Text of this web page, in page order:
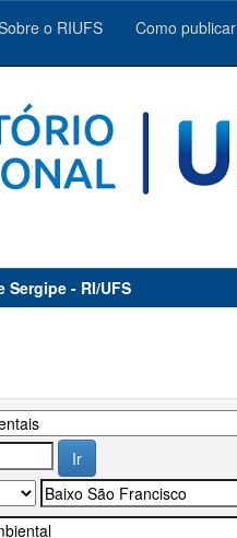
o RIUFS Como publicar
- RI/UFS